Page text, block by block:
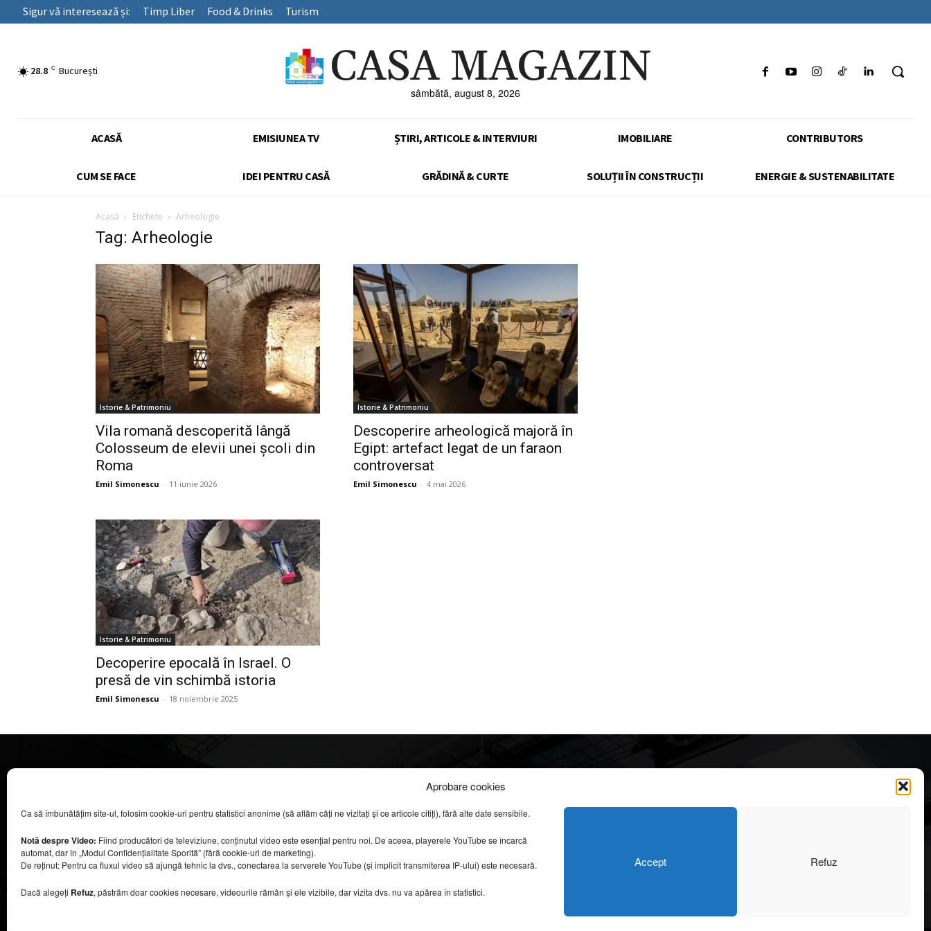
Aprobare cookies
Ca să îmbunătățim site-ul, folosim cookie-uri pentru statistici anonime (să aflăm câți ne vizitați și ce articole citiți), fără alte date sensibile.
Notă despre Video: Fiind producători de televiziune, conținutul video este esențial pentru noi. De aceea, playerele YouTube se încarcă
automat, dar în „Modul Confidențialitate Sporită” (fără cookie-uri de marketing).
De reținut: Pentru ca fluxul video să ajungă tehnic la dvs., conectarea la serverele YouTube (și implicit transmiterea IP-ului) este necesară.
Dacă alegeți Refuz, păstrăm doar cookies necesare, videourile rămân și ele vizibile, dar vizita dvs. nu va apărea în statistici.
Accept Refuz
Sigur vă interesează și: Timp Liber Food & Drinks Turism
28.8 C București CASA MAGAZIN
sâmbătă, august 8, 2026
ACASĂ EMISIUNEA TV ȘTIRI, ARTICOLE & INTERVIURI IMOBILIARE CONTRIBUTORS
CUM SE FACE IDEI PENTRU CASĂ GRĂDINĂ & CURTE SOLUȚII ÎN CONSTRUCȚII ENERGIE & SUSTENABILITATE
Acasă Etichete Arheologie
Tag: Arheologie
Istorie & Patrimoniu
Vila romană descoperită lângă
Colosseum de elevii unei școli din
Roma
Emil Simonescu - 11 iunie 2026
Istorie & Patrimoniu
Descoperire arheologică majoră în
Egipt: artefact legat de un faraon
controversat
Emil Simonescu - 4 mai 2026
Istorie & Patrimoniu
Decoperire epocală în Israel. O
presă de vin schimbă istoria
Emil Simonescu - 18 noiembrie 2025
COOL MEDIA BROADCASTING & EVENTS SRL.
Toate drepturile rezervate.
Contacte în secțiunea „Despre noi”.
Urmăriți emisiunea Casa Magazin pe Digi24,
sâmbătă, de la ora 9:30.
Info
DESPRE NOI
CONFIDENȚIALITATE & COOKIES
apreciate
102
OPINII & ANALIZE
43
Cele mai impresionante cabane